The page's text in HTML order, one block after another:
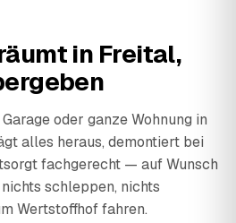
in Freital,
oder ganze Wohnung in
alles heraus, demontiert bei
fachgerecht — auf Wunsch
schleppen, nichts
Wertstoffhof fahren.